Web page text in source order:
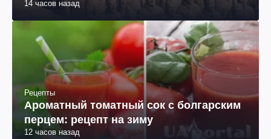
14 часов назад
Рецепты
Ароматный томатный сок с болгарским
перцем: рецепт на зиму
12 часов назад